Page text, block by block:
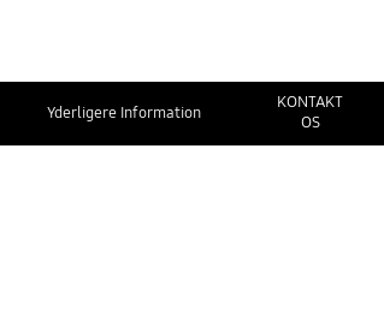
Yderligere Information
KONTAKT
OS